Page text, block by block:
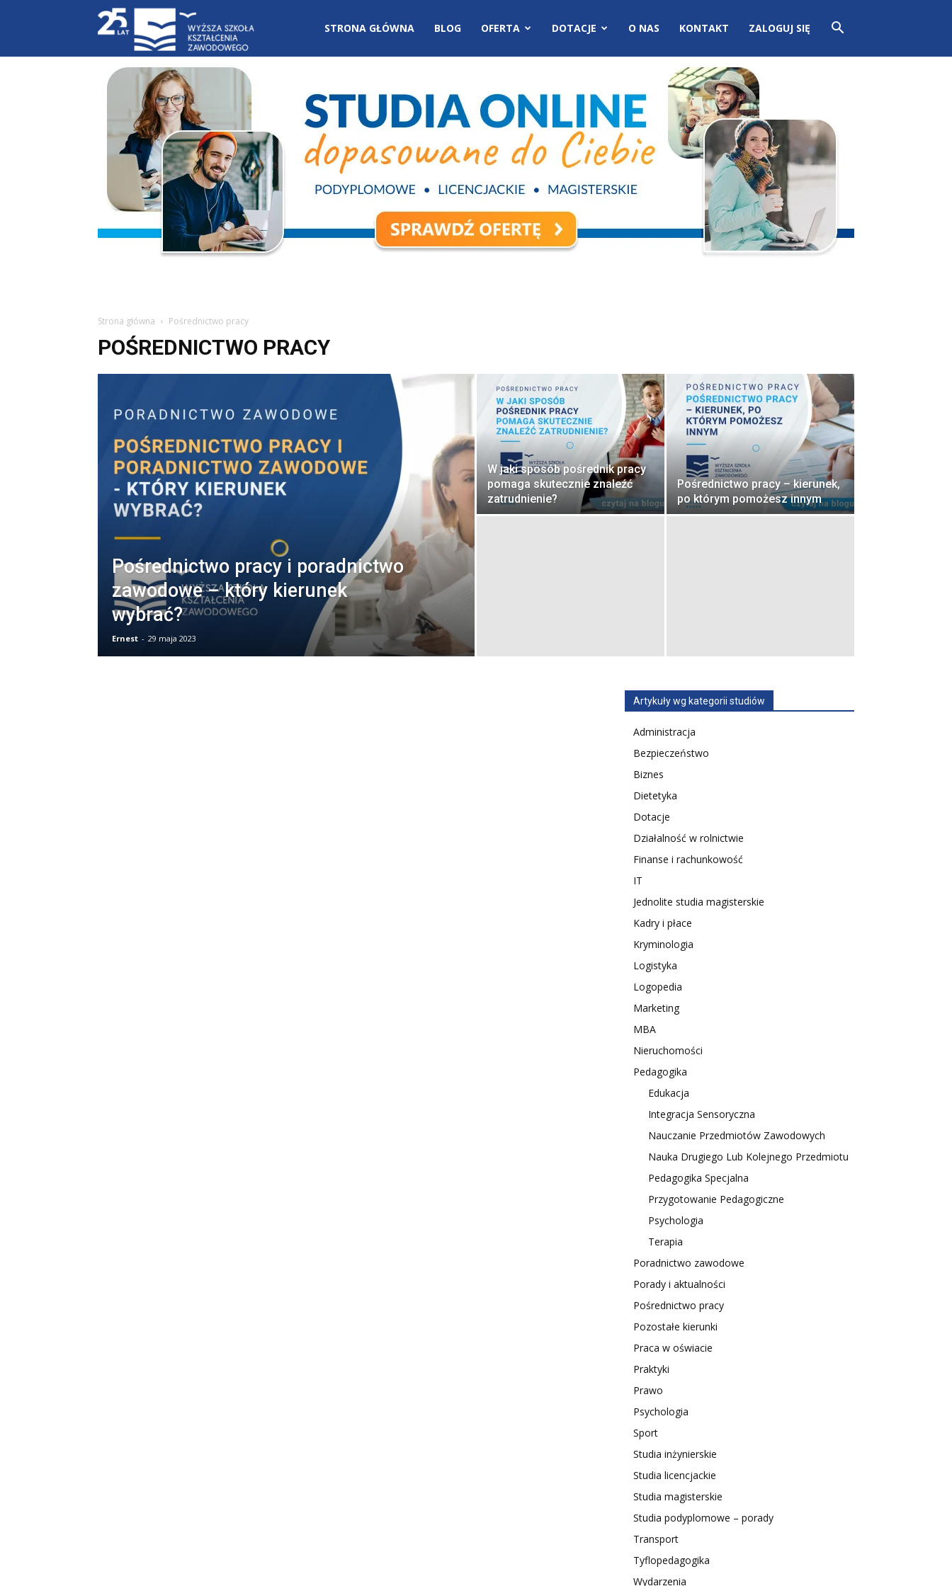
Blog
WSKZ
|
studia-
STRONA GŁÓWNA BLOG OFERTA DOTACJE O NAS KONTAKT ZALOGUJ SIĘ
Strona główna Pośrednictwo pracy
POŚREDNICTWO PRACY
Pośrednictwo pracy i poradnictwo
zawodowe – który kierunek
wybrać?
Ernest - 29 maja 2023
W jaki sposób pośrednik pracy
pomaga skutecznie znaleźć
zatrudnienie?
Pośrednictwo pracy – kierunek,
po którym pomożesz innym
Artykuły wg kategorii studiów
Administracja
Bezpieczeństwo
Biznes
Dietetyka
Dotacje
Działalność w rolnictwie
Finanse i rachunkowość
IT
Jednolite studia magisterskie
Kadry i płace
Kryminologia
Logistyka
Logopedia
Marketing
MBA
Nieruchomości
Pedagogika
Edukacja
Integracja Sensoryczna
Nauczanie Przedmiotów Zawodowych
Nauka Drugiego Lub Kolejnego Przedmiotu
Pedagogika Specjalna
Przygotowanie Pedagogiczne
Psychologia
Terapia
Poradnictwo zawodowe
Porady i aktualności
Pośrednictwo pracy
Pozostałe kierunki
Praca w oświacie
Praktyki
Prawo
Psychologia
Sport
Studia inżynierskie
Studia licencjackie
Studia magisterskie
Studia podyplomowe – porady
Transport
Tyflopedagogika
Wydarzenia